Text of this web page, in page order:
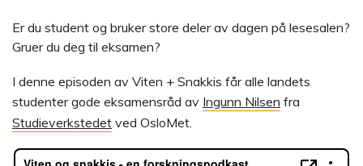
Er du student og bruker store deler av dagen på lesesalen?
Gruer du deg til eksamen?
I denne episoden av Viten + Snakkis får alle landets
studenter gode eksamensråd av Ingunn Nilsen fra
Studieverkstedet ved OsloMet.